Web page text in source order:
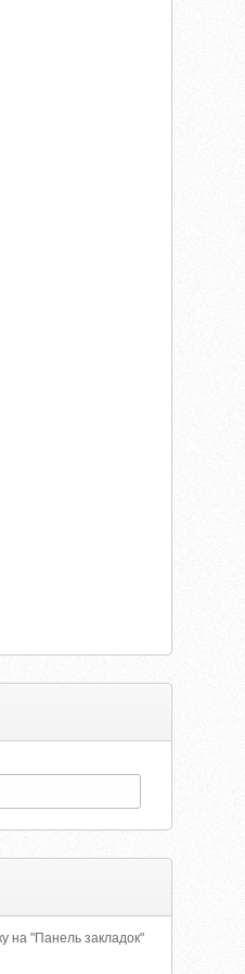
на "Панель закладок"